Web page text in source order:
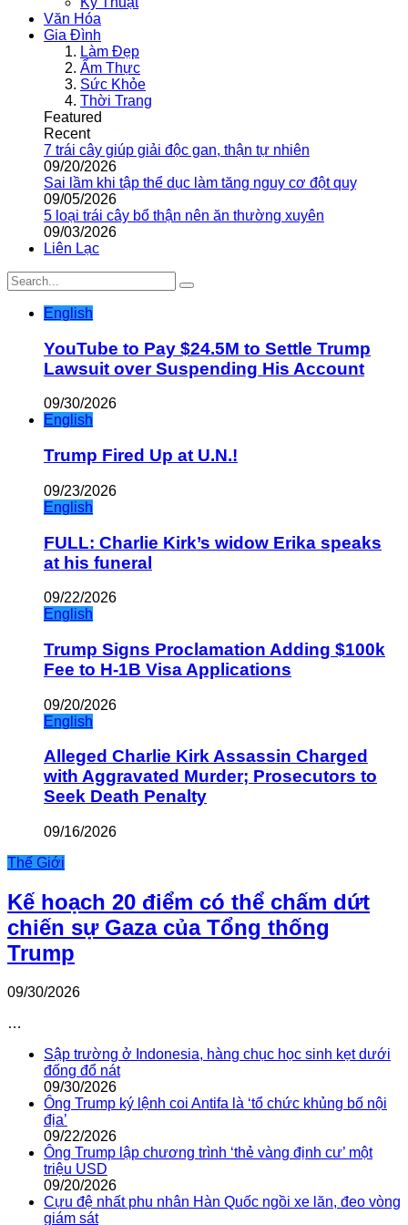
Văn Hóa
Gia Đình
Làm Đẹp
Ẩm Thực
Sức Khỏe
Thời Trang
Featured
Recent
7 trái cây giúp giải độc gan, thận tự nhiên
09/20/2026
Sai lầm khi tập thể dục làm tăng nguy cơ đột quỵ
09/05/2026
5 loại trái cây bổ thận nên ăn thường xuyên
09/03/2026
Liên Lạc
English
YouTube to Pay $24.5M to Settle Trump
Lawsuit over Suspending His Account
09/30/2026
English
Trump Fired Up at U.N.!
09/23/2026
English
FULL: Charlie Kirk’s widow Erika speaks
at his funeral
09/22/2026
English
Trump Signs Proclamation Adding $100k
Fee to H-1B Visa Applications
09/20/2026
English
Alleged Charlie Kirk Assassin Charged
with Aggravated Murder; Prosecutors to
Seek Death Penalty
09/16/2026
Thế Giới
Kế hoạch 20 điểm có thể chấm dứt
chiến sự Gaza của Tổng thống
Trump
09/30/2026
…
Sập trường ở Indonesia, hàng chục học sinh kẹt dưới
đống đổ nát
09/30/2026
Ông Trump ký lệnh coi Antifa là ‘tổ chức khủng bố nội
địa’
09/22/2026
Ông Trump lập chương trình ‘thẻ vàng định cư’ một
triệu USD
09/20/2026
Cựu đệ nhất phu nhân Hàn Quốc ngồi xe lăn, đeo vòng
giám sát